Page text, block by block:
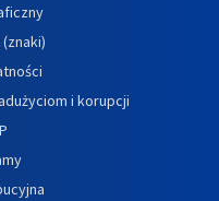
i korupcji